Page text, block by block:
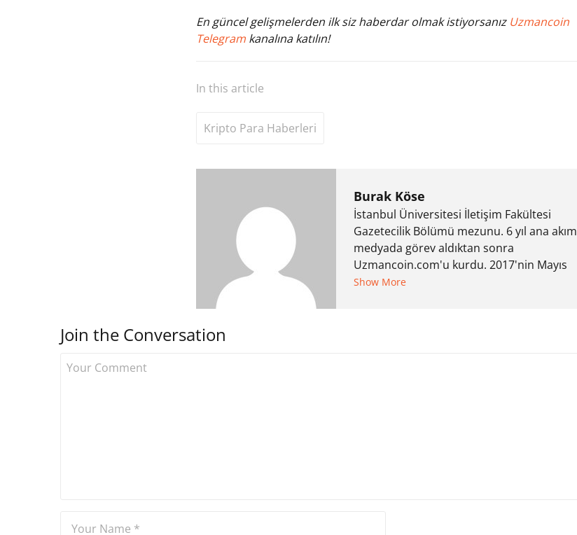
En güncel gelişmelerden ilk siz haberdar olmak istiyorsanız Uzmancoin
Telegram kanalına katılın!
In this article
Kripto Para Haberleri
Burak Köse
İstanbul Üniversitesi İletişim Fakültesi
Gazetecilik Bölümü mezunu. 6 yıl ana akım
medyada görev aldıktan sonra
Uzmancoin.com'u kurdu. 2017'nin Mayıs
ayından bu yana bilfiil kripto para
Show More
Join the Conversation